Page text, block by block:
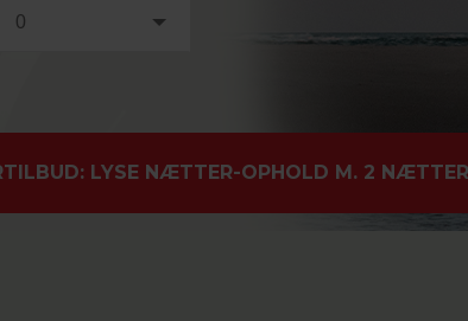
0
LYSE NÆTTER-OPHOLD M. 2 NÆTTER